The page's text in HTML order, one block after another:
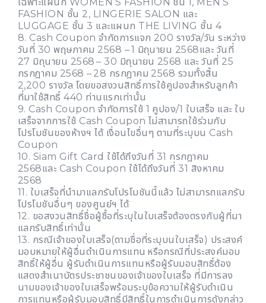
FASHION ชั้น 2, LINGERIE SALON และ
LUGGAGE ชั้น 3 และแผนก THE LIVING ชั้น 4
8. Cash Coupon จำกัดการแจก 200 รางวัล/วัน ระหว่าง
วันที่ 30 พฤษภาคม 2568 – 1 มิถุนายน 2568และ วันที่
27 มิถุนายน 2568 – 30 มิถุนายน 2568 และ วันที่ 25
กรกฎาคม 2568 – 28 กรกฎาคม 2568 รวมทั้งสิ้น
2,200 รางวัล โดยขอสงวนสิทธิ์การใช้คูปองสำหรับลูกค้า
ที่มาใช้สิทธิ์ 440 ท่านแรกเท่านั้น
9. Cash Coupon จำกัดการใช้ 1 คูปอง/1 ใบเสร็จ และ ใบ
เสร็จจากการใช้ Cash Coupon ไม่สามารถใช้ร่วมกับ
โปรโมชันของห้างฯ ได้ เงื่อนไขอื่นๆ ตามที่ระบุบน Cash
Coupon
10. Siam Gift Card ใช้ได้ถึงวันที่ 31 กรกฎาคม
2568และ Cash Coupon ใช้ได้ถึงวันที่ 31 สิงหาคม
2568
11. ใบเสร็จที่นำมาแลกรับโปรโมชันนี้แล้ว ไม่สามารถแลกรับ
โปรโมชันอื่นๆ ของศูนย์ฯ ได้
12. ขอสงวนสิทธิ์ชื่อผู้ซื้อที่ระบุในใบเสร็จต้องตรงกับผู้ที่มา
แลกรับสิทธิ์เท่านั้น
13. กรณีเจ้าของใบเสร็จ(ตามชื่อที่ระบุบนใบเสร็จ) ประสงค์
มอบหมายให้ผู้อื่นดำเนินการแทน หรือกรณีที่ประสงค์มอบ
สิทธิ์ให้ผู้อื่น ผู้รับดำเนินการแทนหรือผู้รับมอบสิทธิ์ต้อง
แสดงสำเนาบัตรประชาชนของเจ้าของใบเสร็จ ที่มีการลง
นามของเจ้าของใบเสร็จพร้อมระบุข้อความให้ผู้รับดำเนิน
การแทนหรือผู้รับมอบสิทธิ์มีสิทธิ์ในการดำเนินการดังกล่าว